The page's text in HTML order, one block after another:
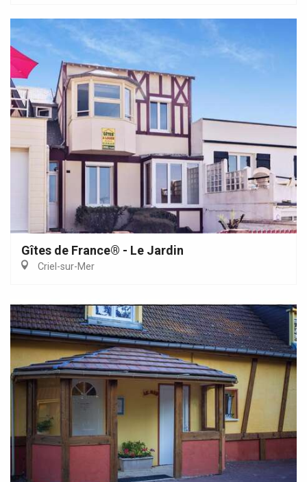
Gîtes de France® - Le Jardin
Criel-sur-Mer